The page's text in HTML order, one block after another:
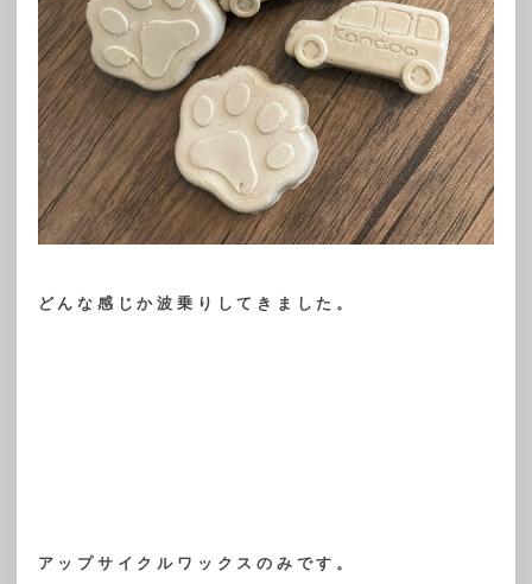
どんな感じか波乗りしてきました。
アップサイクルワックスのみです。